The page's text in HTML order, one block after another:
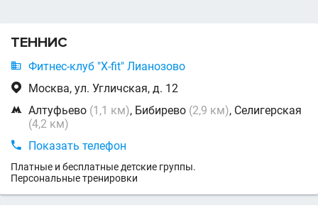
ТЕННИС
 Фитнес-клуб "X-fit" Лианозово
 Москва, ул. Угличская, д. 12
 Алтуфьево (1,1 км), Бибирево (2,9 км), Селигерская
(4,2 км)
 Показать телефон
Платные и бесплатные детские группы.
Персональные тренировки